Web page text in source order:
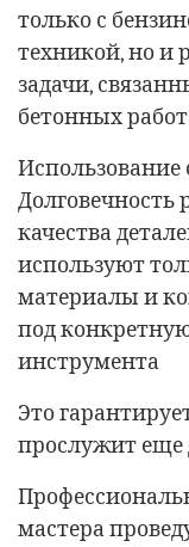
только с
техникой, но и
задачи,
бетонных
Использование
Долговечность
качества
используют
материалы и
под
инструмента
Это
прослужит еще
мастера